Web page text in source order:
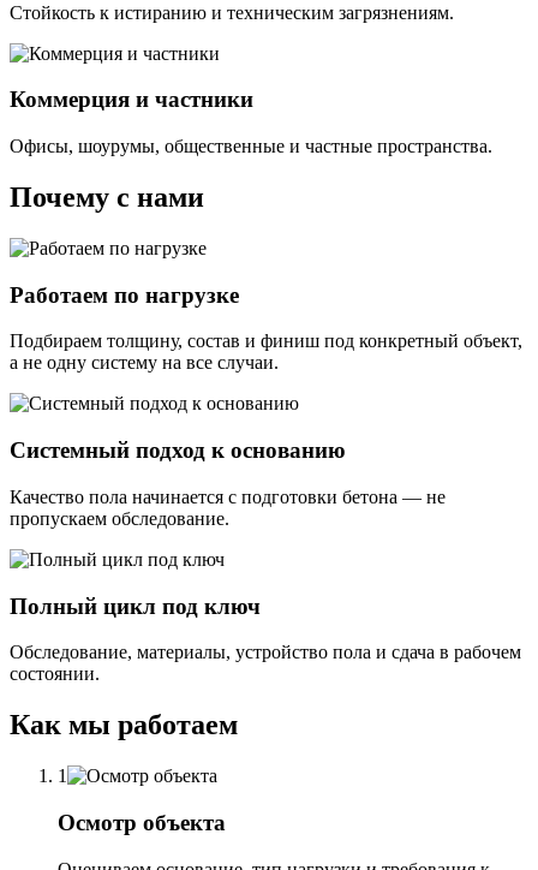
Стойкость к истиранию и техническим загрязнениям.
Коммерция и частники
Офисы, шоурумы, общественные и частные пространства.
Почему с нами
Работаем по нагрузке
Подбираем толщину, состав и финиш под конкретный объект,
а не одну систему на все случаи.
Системный подход к основанию
Качество пола начинается с подготовки бетона — не
пропускаем обследование.
Полный цикл под ключ
Обследование, материалы, устройство пола и сдача в рабочем
состоянии.
Как мы работаем
1
Осмотр объекта